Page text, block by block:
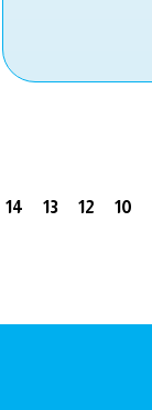
10
12
13
14